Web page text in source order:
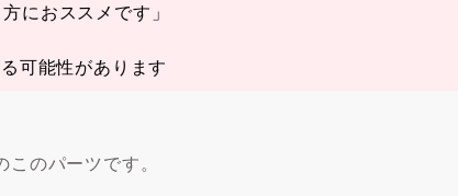
におススメです」
可能性があります
のパーツです。